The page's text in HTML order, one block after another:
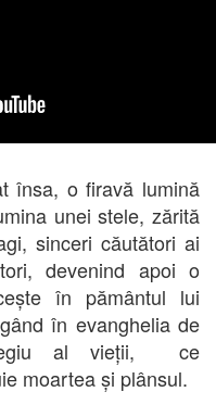
însa, o firavă lumină
unei stele, zărită
sinceri căutători ai
devenind apoi o
în pământul lui
în evanghelia de
al vieții, ce
moartea și plânsul.